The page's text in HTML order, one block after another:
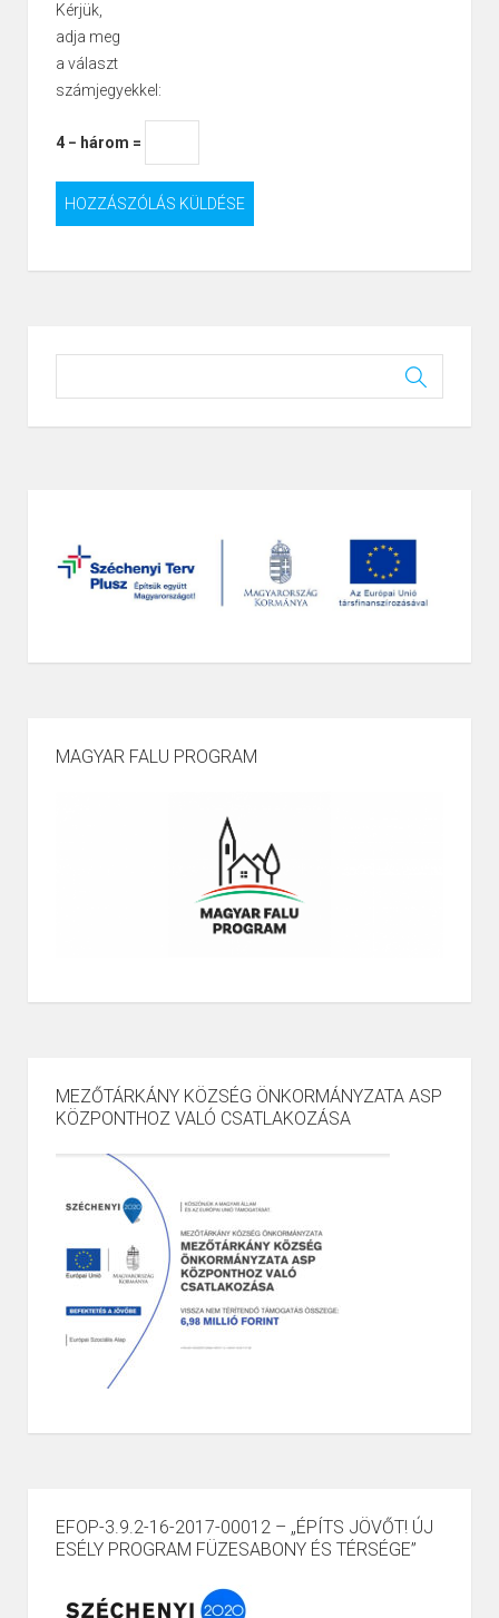
Kérjük,
adja meg
a választ
számjegyekkel:
4 − három =
MAGYAR FALU PROGRAM
MEZŐTÁRKÁNY KÖZSÉG ÖNKORMÁNYZATA ASP
KÖZPONTHOZ VALÓ CSATLAKOZÁSA
EFOP-3.9.2-16-2017-00012 – „ÉPÍTS JÖVŐT! ÚJ
ESÉLY PROGRAM FÜZESABONY ÉS TÉRSÉGE”